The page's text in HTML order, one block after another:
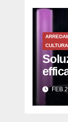
FEB